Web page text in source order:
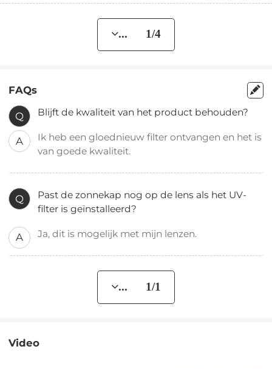
... 1/4
FAQs
Q Blijft de kwaliteit van het product behouden?
A
Ik heb een gloednieuw filter ontvangen en het is
van goede kwaliteit.
Q
Past de zonnekap nog op de lens als het UV-
filter is geïnstalleerd?
A Ja, dit is mogelijk met mijn lenzen.
... 1/1
Video